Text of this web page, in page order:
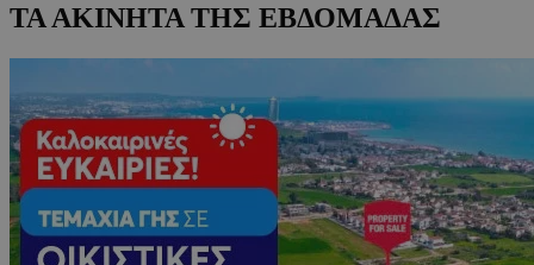
ΤΑ ΑΚΙΝΗΤΑ ΤΗΣ ΕΒΔΟΜΑΔΑΣ